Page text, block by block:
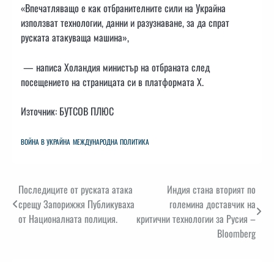
«Впечатляващо е как отбранителните сили на Украйна
използват технологии, данни и разузнаване, за да спрат
руската атакуваща машина»,
— написа Холандия министър на отбраната след
посещението на страницата си в платформата Х.
Източник: БУТСОВ ПЛЮС
ВОЙНА В УКРАЙНА МЕЖДУНАРОДНА ПОЛИТИКА
Навигация
Последиците от руската атака
срещу Запорижжя Публикуваха
от Националната полиция.
Индия стана вторият по
големина доставчик на
критични технологии за Русия –
Bloomberg